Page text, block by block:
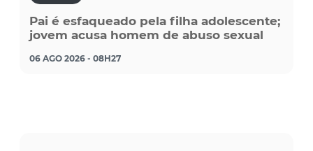
Pai é esfaqueado pela filha adolescente;
jovem acusa homem de abuso sexual
06 AGO 2026 - 08H27